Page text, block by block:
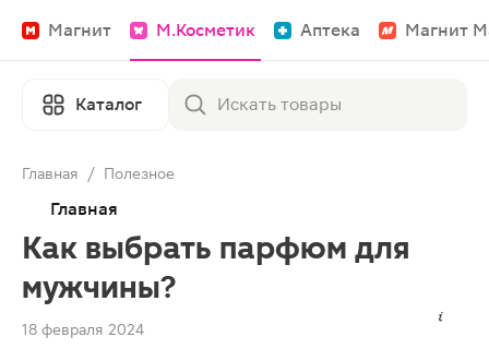
Магнит М.Косметик Аптека Магнит
Каталог
Главная / Полезное
Главная
Как выбрать парфюм для
мужчины?
18 февраля 2024